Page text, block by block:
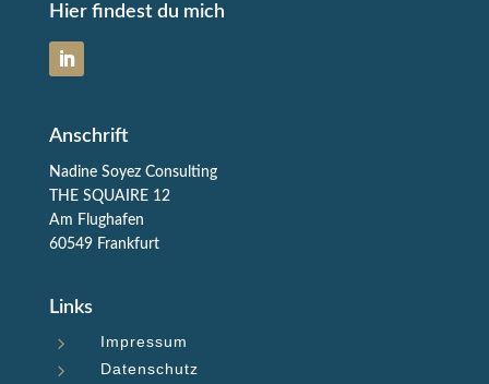
Hier findest du mich
Anschrift
Nadine Soyez Consulting
THE SQUAIRE 12
Am Flughafen
60549 Frankfurt
Links
5 Impressum
5 Datenschutz